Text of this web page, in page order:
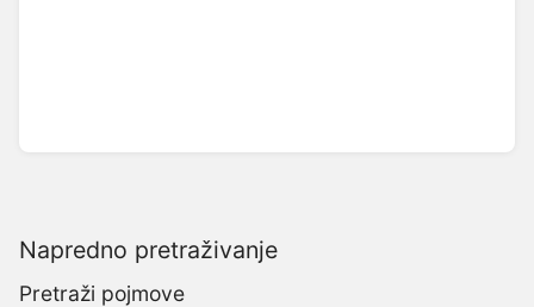
Napredno pretraživanje
Pretraži pojmove